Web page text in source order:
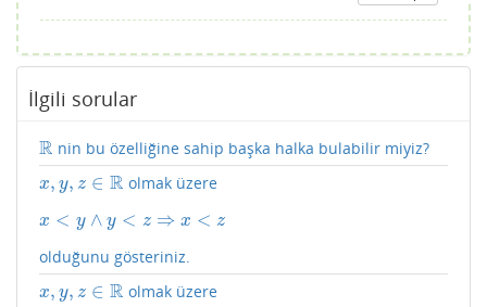
İlgili sorular
R
R nin bu özelliğine sahip başka halka bulabilir miyiz?
x, y, z ∈ R
x,y ,z∈R olmak üzere
x < y ∧ y < z ⇒ x < z
x<y∧ y< z⇒ x<z
olduğunu gösteriniz.
x, y, z ∈ R
x,y ,z∈R olmak üzere